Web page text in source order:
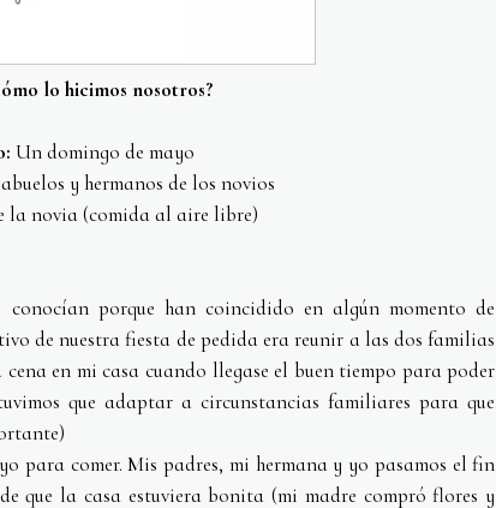
lo hicimos nosotros?
Un domingo de mayo
y hermanos de los novios
la novia (comida al aire libre)
porque han coincidido en algún momento de
de nuestra fiesta de pedida era reunir a las dos familias
en mi casa cuando llegase el buen tiempo para poder
que adaptar a circunstancias familiares para que
para comer. Mis padres, mi hermana y yo pasamos el fin
que la casa estuviera bonita (mi madre compró flores y